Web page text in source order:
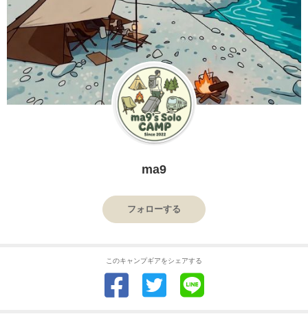
ma9
フォローする
このキャンプギアをシェアする